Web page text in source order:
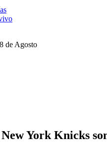
de Agosto
York Knicks